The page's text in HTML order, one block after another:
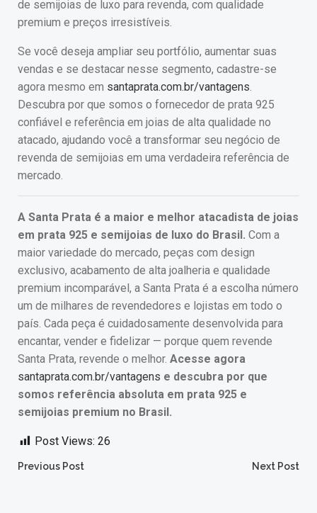
de semijoias de luxo para revenda, com qualidade
premium e preços irresistíveis.
Se você deseja ampliar seu portfólio, aumentar suas
vendas e se destacar nesse segmento, cadastre-se
agora mesmo em santaprata.com.br/vantagens.
Descubra por que somos o fornecedor de prata 925
confiável e referência em joias de alta qualidade no
atacado, ajudando você a transformar seu negócio de
revenda de semijoias em uma verdadeira referência de
mercado.
A Santa Prata é a maior e melhor atacadista de joias
em prata 925 e semijoias de luxo do Brasil. Com a
maior variedade do mercado, peças com design
exclusivo, acabamento de alta joalheria e qualidade
premium incomparável, a Santa Prata é a escolha número
um de milhares de revendedores e lojistas em todo o
país. Cada peça é cuidadosamente desenvolvida para
encantar, vender e fidelizar — porque quem revende
Santa Prata, revende o melhor. Acesse agora
santaprata.com.br/vantagens e descubra por que
somos referência absoluta em prata 925 e
semijoias premium no Brasil.
Post Views: 26
Post
Previous Post Next Post